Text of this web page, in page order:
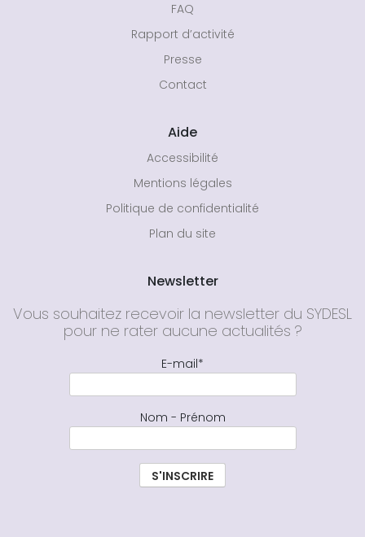
FAQ
Rapport d’activité
Presse
Contact
Aide
Accessibilité
Mentions légales
Politique de confidentialité
Plan du site
Newsletter
Vous souhaitez recevoir la newsletter du SYDESL
pour ne rater aucune actualités ?
E-mail*
Nom - Prénom